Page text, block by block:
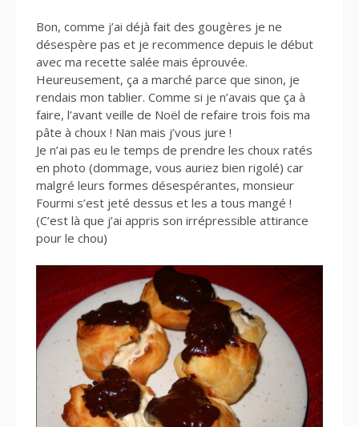
Bon, comme j’ai déjà fait des gougères je ne
désespère pas et je recommence depuis le début
avec ma recette salée mais éprouvée.
Heureusement, ça a marché parce que sinon, je
rendais mon tablier. Comme si je n’avais que ça à
faire, l’avant veille de Noël de refaire trois fois ma
pâte à choux ! Nan mais j’vous jure !
Je n’ai pas eu le temps de prendre les choux ratés
en photo (dommage, vous auriez bien rigolé) car
malgré leurs formes désespérantes, monsieur
Fourmi s’est jeté dessus et les a tous mangé !
(C’est là que j’ai appris son irrépressible attirance
pour le chou)